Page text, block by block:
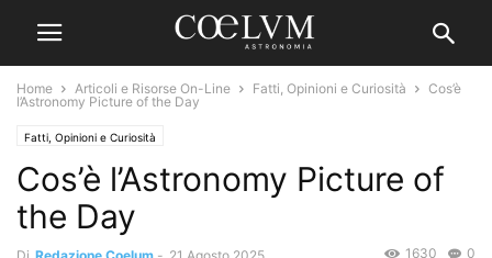
Home Articoli e Risorse On-Line Fatti, Opinioni e Curiosità
Cos’è
l’Astronomy Picture of the Day
Fatti, Opinioni e Curiosità
Cos’è l’Astronomy Picture of
the Day
0
1630